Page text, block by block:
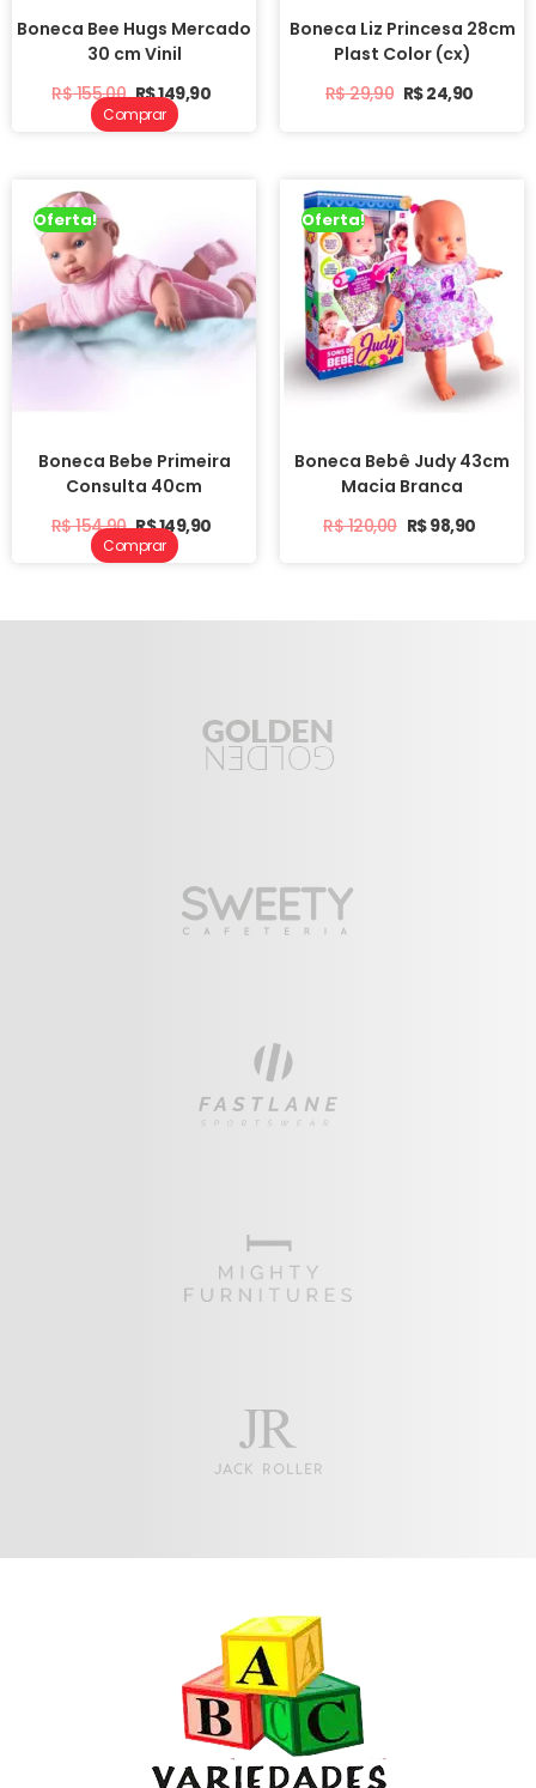
Boneca Bee Hugs Mercado
30 cm Vinil
R$155,00 R$149,90
Boneca Liz Princesa 28cm
Plast Color (cx)
R$29,90 R$24,90
Comprar
Oferta!
Boneca Bebe Primeira
Consulta 40cm
R$154,90 R$149,90
Oferta!
Boneca Bebê Judy 43cm
Macia Branca
R$120,00 R$98,90
Comprar